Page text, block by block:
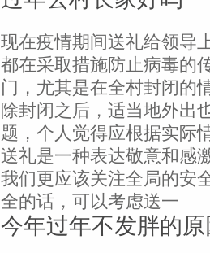
现在疫情期间送礼给领导
都在采取措施防止病毒的
门，尤其是在全村封闭的
除封闭之后，适当地外出
题，个人觉得应根据实际
送礼是一种表达敬意和感
我们更应该关注全局的安
全的话，可以考虑送一
今年过年不发胖的